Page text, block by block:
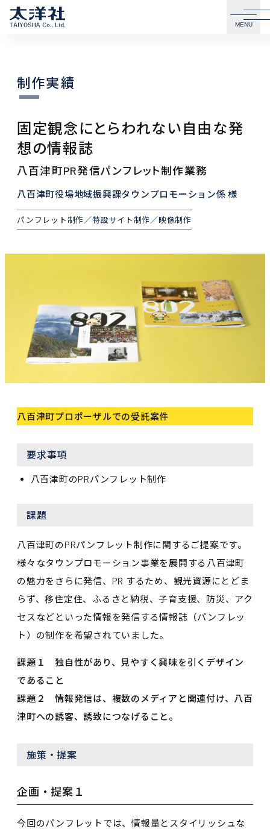
MENU
制作実績
固定観念にとらわれない自由な発
想の情報誌
八百津町PR発信パンフレット制作業務
八百津町役場地域振興課タウンプロモーション係 様
パンフレット制作／特設サイト制作／映像制作
八百津町プロポーザルでの受託案件
要求事項
八百津町のPRパンフレット制作
課題
八百津町のPRパンフレット制作に関するご提案です。
様々なタウンプロモーション事業を展開する八百津町
の魅力をさらに発信、PR するため、観光資源にとどま
らず、移住定住、ふるさと納税、子育支援、防災、アク
セスなどといった情報を発信する情報誌（パンフレッ
ト）の制作を希望されていました。
課題１ 独自性があり、見やすく興味を引くデザイン
であること
課題２ 情報発信は、複数のメディアと関連付け、八百
津町への誘客、誘致につなげること。
施策・提案
企画・提案１
今回のパンフレットでは、情報量とスタイリッシュな